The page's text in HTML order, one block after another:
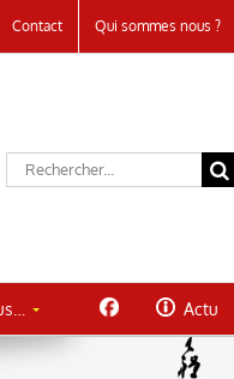
Contact Qui sommes nous ?
Rechercher:
Actu